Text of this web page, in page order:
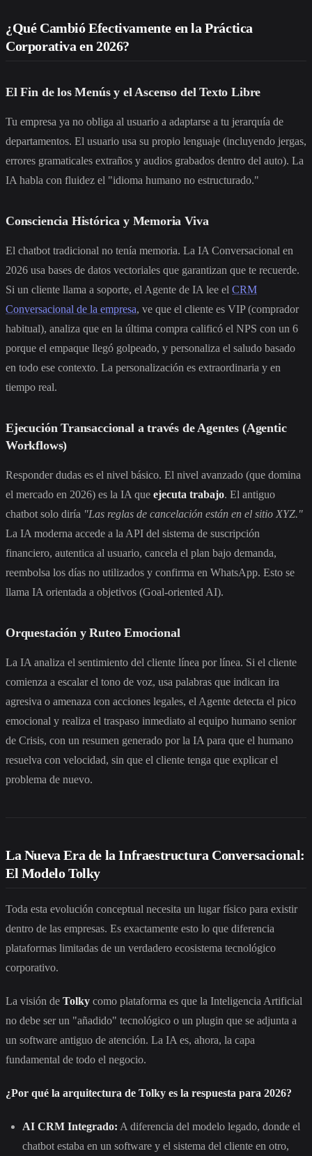
¿Qué Cambió Efectivamente en la Práctica
Corporativa en 2026?
El Fin de los Menús y el Ascenso del Texto Libre
Tu empresa ya no obliga al usuario a adaptarse a tu jerarquía de
departamentos. El usuario usa su propio lenguaje (incluyendo jergas,
errores gramaticales extraños y audios grabados dentro del auto). La
IA habla con fluidez el "idioma humano no estructurado."
Consciencia Histórica y Memoria Viva
El chatbot tradicional no tenía memoria. La IA Conversacional en
2026 usa bases de datos vectoriales que garantizan que te recuerde.
Si un cliente llama a soporte, el Agente de IA lee el CRM
Conversacional de la empresa, ve que el cliente es VIP (comprador
habitual), analiza que en la última compra calificó el NPS con un 6
porque el empaque llegó golpeado, y personaliza el saludo basado
en todo ese contexto. La personalización es extraordinaria y en
tiempo real.
Ejecución Transaccional a través de Agentes (Agentic
Workflows)
Responder dudas es el nivel básico. El nivel avanzado (que domina
el mercado en 2026) es la IA que ejecuta trabajo. El antiguo
chatbot solo diría "Las reglas de cancelación están en el sitio XYZ."
La IA moderna accede a la API del sistema de suscripción
financiero, autentica al usuario, cancela el plan bajo demanda,
reembolsa los días no utilizados y confirma en WhatsApp. Esto se
llama IA orientada a objetivos (Goal-oriented AI).
Orquestación y Ruteo Emocional
La IA analiza el sentimiento del cliente línea por línea. Si el cliente
comienza a escalar el tono de voz, usa palabras que indican ira
agresiva o amenaza con acciones legales, el Agente detecta el pico
emocional y realiza el traspaso inmediato al equipo humano senior
de Crisis, con un resumen generado por la IA para que el humano
resuelva con velocidad, sin que el cliente tenga que explicar el
problema de nuevo.
La Nueva Era de la Infraestructura Conversacional:
El Modelo Tolky
Toda esta evolución conceptual necesita un lugar físico para existir
dentro de las empresas. Es exactamente esto lo que diferencia
plataformas limitadas de un verdadero ecosistema tecnológico
corporativo.
La visión de Tolky como plataforma es que la Inteligencia Artificial
no debe ser un "añadido" tecnológico o un plugin que se adjunta a
un software antiguo de atención. La IA es, ahora, la capa
fundamental de todo el negocio.
¿Por qué la arquitectura de Tolky es la respuesta para 2026?
AI CRM Integrado: A diferencia del modelo legado, donde el
chatbot estaba en un software y el sistema del cliente en otro,